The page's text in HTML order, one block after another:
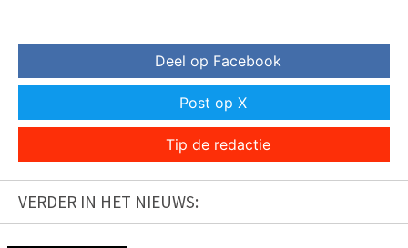
Deel op Facebook
Post op X
Tip de redactie
VERDER IN HET NIEUWS: